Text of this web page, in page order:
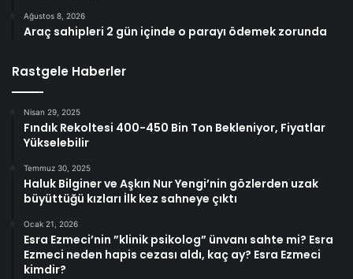
Ağustos 8, 2026
Araç sahipleri 2 gün içinde o parayı ödemek zorunda
Rastgele Haberler
Nisan 29, 2025
Fındık Rekoltesi 400-450 Bin Ton Bekleniyor, Fiyatlar
Yükselebilir
Temmuz 30, 2025
Haluk Bilginer ve Aşkın Nur Yengi’nin gözlerden uzak
büyüttüğü kızları İlk kez sahneye çıktı
Ocak 21, 2026
Esra Ezmeci’nin ”klinik psikolog” ünvanı sahte mi? Esra
Ezmeci neden hapis cezası aldı, kaç ay? Esra Ezmeci
kimdir?